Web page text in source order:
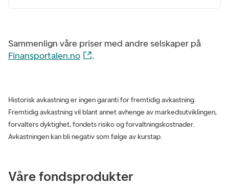
Sammenlign våre priser med andre selskaper på
Finansportalen.no
.
Historisk avkastning er ingen garanti for fremtidig avkastning.
Fremtidig avkastning vil blant annet avhenge av markedsutviklingen,
forvalters dyktighet, fondets risiko og forvaltningskostnader.
Avkastningen kan bli negativ som følge av kurstap.
Våre fondsprodukter